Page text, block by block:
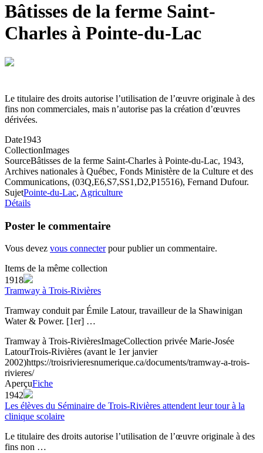
Bâtisses de la ferme Saint-
Charles à Pointe-du-Lac
Le titulaire des droits autorise l’utilisation de l’œuvre originale à des
fins non commerciales, mais n’autorise pas la création d’œuvres
dérivées.
Date1943
CollectionImages
SourceBâtisses de la ferme Saint-Charles à Pointe-du-Lac, 1943,
Archives nationales à Québec, Fonds Ministère de la Culture et des
Communications, (03Q,E6,S7,SS1,D2,P15516), Fernand Dufour.
SujetPointe-du-Lac, Agriculture
Détails
Poster le commentaire
Vous devez vous connecterpour publier un commentaire.
Items de la même collection
1918
Tramway à Trois-Rivières
Tramway conduit par Émile Latour, travailleur de la Shawinigan
Water & Power. [1er] …
Tramway à Trois-RivièresImageCollection privée Marie-Josée
LatourTrois-Rivières (avant le 1er janvier
2002)https://troisrivieresnumerique.ca/documents/tramway-a-trois-
rivieres/
AperçuFiche
1942
Les élèves du Séminaire de Trois-Rivières attendent leur tour à la
clinique scolaire
Le titulaire des droits autorise l’utilisation de l’œuvre originale à des
fins non …